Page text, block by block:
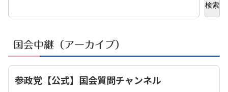
検索
国会中継（アーカイブ）
参政党【公式】国会質問チャンネル